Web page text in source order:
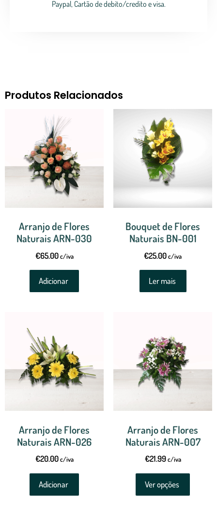
Paypal, Cartão de debito/credito e visa.
Produtos Relacionados
Arranjo de Flores
Naturais ARN-030
€65.00 c/iva
Adicionar
Bouquet de Flores
Naturais BN-001
€25.00c/iva
Ler mais
Arranjo de Flores
Naturais ARN-026
€20.00 c/iva
Adicionar
Arranjo de Flores
Naturais ARN-007
€21.99 c/iva
Ver opções